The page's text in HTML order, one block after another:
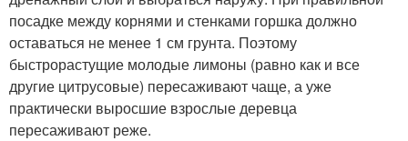
посадке между корнями и стенками горшка должно
оставаться не менее 1 см грунта. Поэтому
быстрорастущие молодые лимоны (равно как и все
другие цитрусовые) пересаживают чаще, а уже
практически выросшие взрослые деревца
пересаживают реже.